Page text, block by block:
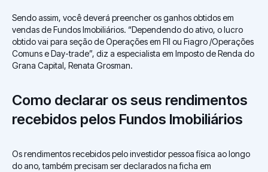
Sendo assim, você deverá preencher os ganhos obtidos em
vendas de Fundos Imobiliários. “Dependendo do ativo, o lucro
obtido vai para seção de Operações em FII ou Fiagro /Operações
Comuns e Day-trade”, diz a especialista em Imposto de Renda do
Grana Capital, Renata Grosman.
Como declarar os seus rendimentos
recebidos pelos Fundos Imobiliários
Os rendimentos recebidos pelo investidor pessoa física ao longo
do ano, também precisam ser declarados na ficha em